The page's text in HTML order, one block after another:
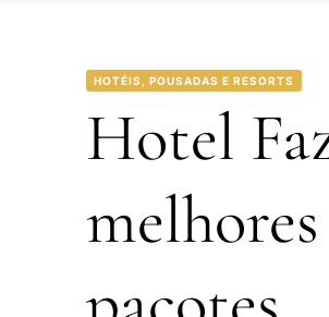
HOTÉIS, POUSADAS E RESORTS
Hotel